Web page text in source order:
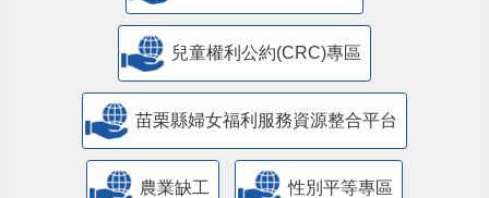
兒童權利公約(CRC)專區
苗栗縣婦女福利服務資源整合平台
農業缺工 性別平等專區